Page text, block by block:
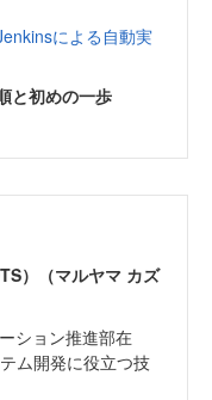
による自動実
と初めの一歩
）（マルヤマ カズ
ション推進部在
ム開発に役立つ技